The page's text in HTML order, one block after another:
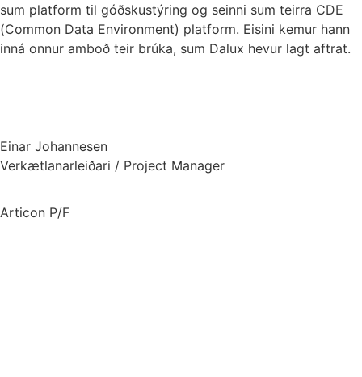
sum platform til góðskustýring og seinni sum teirra CDE
(Common Data Environment) platform. Eisini kemur hann
inná onnur amboð teir brúka, sum Dalux hevur lagt aftrat.
Einar Johannesen
Verkætlanarleiðari / Project Manager
Articon P/F